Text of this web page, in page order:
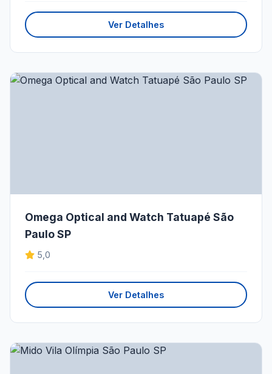
Ver Detalhes
Omega Optical and Watch Tatuapé São
Paulo SP
5,0
Ver Detalhes